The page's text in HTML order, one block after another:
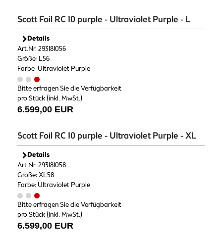
Scott Foil RC 10 purple - Ultraviolet Purple - L
Details
Art.Nr. 293181056
Größe: L56
Farbe: Ultraviolet Purple
Bitte erfragen Sie die Verfügbarkeit
pro Stück (inkl. MwSt.)
6.599,00 EUR
Scott Foil RC 10 purple - Ultraviolet Purple - XL
Details
Art.Nr. 293181058
Größe: XL58
Farbe: Ultraviolet Purple
Bitte erfragen Sie die Verfügbarkeit
pro Stück (inkl. MwSt.)
6.599,00 EUR